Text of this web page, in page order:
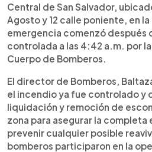
Central de San Salvador,
Agosto y 12 calle poniente, en
emergencia comenzó después
controlada a las 4:42 a.m. por
Cuerpo de Bomberos.
El director de Bomberos,
el incendio ya fue controlado y
liquidación y remoción de
zona para asegurar la completa
prevenir cualquier posible
bomberos participaron en la